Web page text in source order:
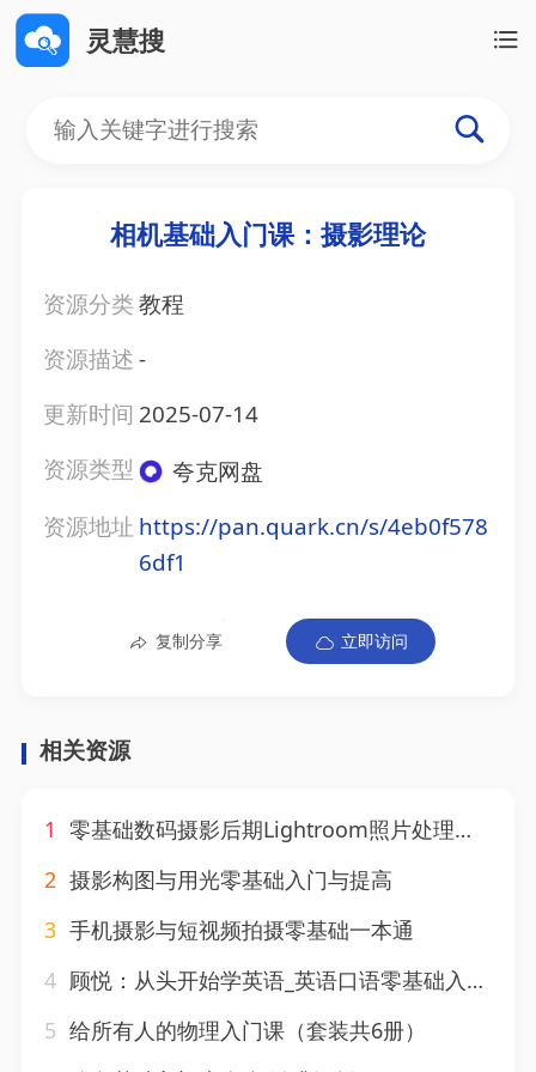
灵慧搜
相机基础入门课：摄影理论
资源分类教程
资源描述-
更新时间 2025-07-14
资源类型
夸克网盘
资源地址 https://pan.quark.cn/s/4eb0f578
6df1
复制分享 立即访问
相关资源
1 零基础数码摄影后期Lightroom照片处理轻松入门
2 摄影构图与用光零基础入门与提高
3 手机摄影与短视频拍摄零基础一本通
4 顾悦：从头开始学英语_英语口语零基础入门必备
5 给所有人的物理入门课（套装共6册）